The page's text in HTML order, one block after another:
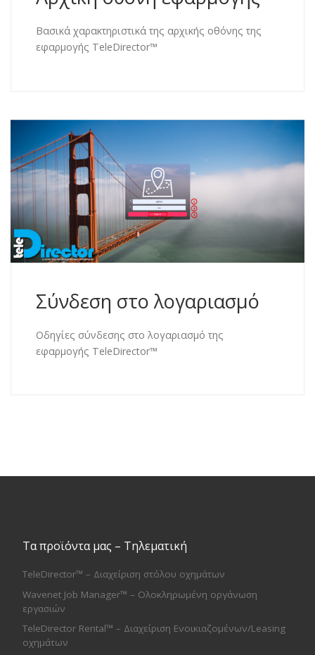
Βασικά χαρακτηριστικά της αρχικής οθόνης της
εφαρμογής TeleDirector™
Σύνδεση στο λογαριασμό
Οδηγίες σύνδεσης στο λογαριασμό της
εφαρμογής TeleDirector™
Τα προϊόντα μας – Τηλεματική
TeleDirector™ – Διαχείριση στόλου οχημάτων
Wavenet Job Manager™ – Ολοκληρωμένη οργάνωση
εργασιών
TeleDirector Rental™ – Διαχείριση Ενοικιαζομένων/Leasing
οχημάτων